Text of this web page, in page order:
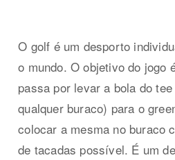
O golf é um desporto
o mundo. O objetivo do jogo
passa por levar a bola do
qualquer buraco) para o
colocar a mesma no buraco
de tacadas possível. É um